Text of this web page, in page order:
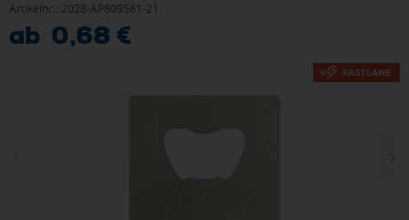
Artikelnr.: 2028-AP809561-21
ab 0,68 €